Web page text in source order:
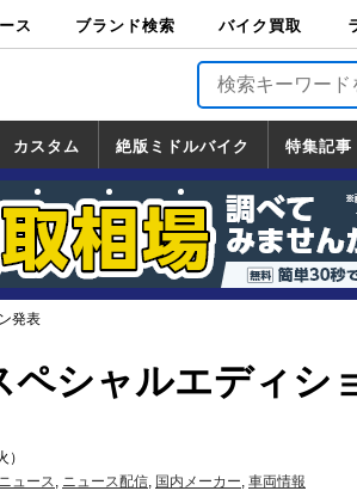
ス ブランド検索 バイク買取
バイク買取
フ
カスタム
カスタム
一覧
ホンダ
ヤマハ
スズキ
カワサキ
絶版ミドルバイク
絶版ミドルバイク
一覧
ホンダ
ヤマハ
スズキ
カワサキ
特集記事
道の駅調査隊
ツーリング情報局
日本の道50選
国道めぐり
林道ツーリング
発表
ペシャルエディシ
ニュース, ニュース配信, 国内メーカー, 車両情報